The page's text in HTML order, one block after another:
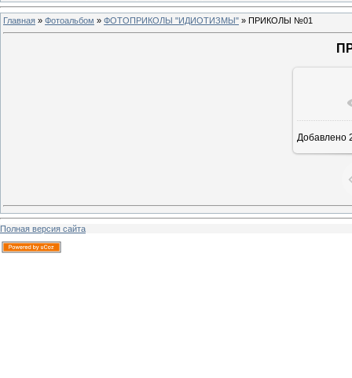
Главная » Фотоальбом » ФОТОПРИКОЛЫ "ИДИОТИЗМЫ" » ПРИКОЛЫ №01
В
Добавлено
Полная версия сайта